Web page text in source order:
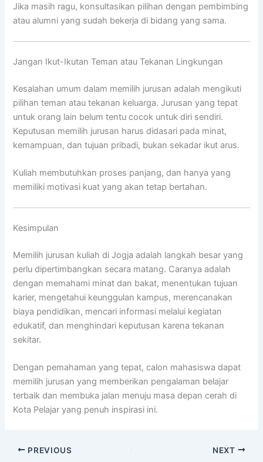
Jika masih ragu, konsultasikan pilihan dengan pembimbing
atau alumni yang sudah bekerja di bidang yang sama.
Jangan Ikut-Ikutan Teman atau Tekanan Lingkungan
Kesalahan umum dalam memilih jurusan adalah mengikuti
pilihan teman atau tekanan keluarga. Jurusan yang tepat
untuk orang lain belum tentu cocok untuk diri sendiri.
Keputusan memilih jurusan harus didasari pada minat,
kemampuan, dan tujuan pribadi, bukan sekadar ikut arus.
Kuliah membutuhkan proses panjang, dan hanya yang
memiliki motivasi kuat yang akan tetap bertahan.
Kesimpulan
Memilih jurusan kuliah di Jogja adalah langkah besar yang
perlu dipertimbangkan secara matang. Caranya adalah
dengan memahami minat dan bakat, menentukan tujuan
karier, mengetahui keunggulan kampus, merencanakan
biaya pendidikan, mencari informasi melalui kegiatan
edukatif, dan menghindari keputusan karena tekanan
sekitar.
Dengan pemahaman yang tepat, calon mahasiswa dapat
memilih jurusan yang memberikan pengalaman belajar
terbaik dan membuka jalan menuju masa depan cerah di
Kota Pelajar yang penuh inspirasi ini.
PREVIOUS NEXT